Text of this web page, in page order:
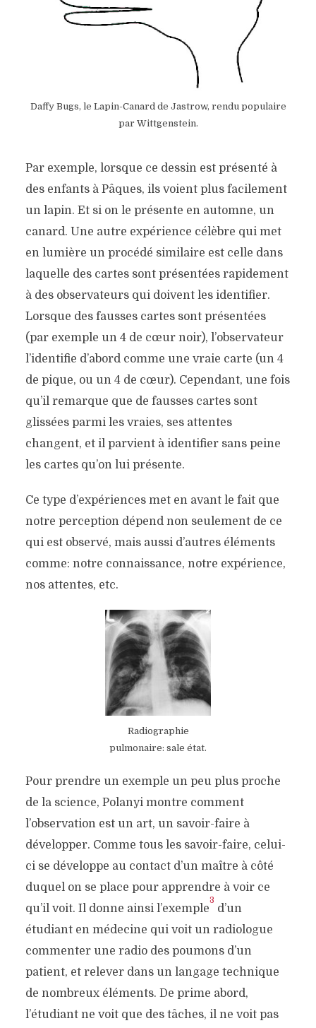
Daffy Bugs, le Lapin-Canard de Jastrow, rendu populaire
par Wittgenstein.
Par exemple, lorsque ce dessin est présenté à
des enfants à Pâques, ils voient plus facilement
un lapin. Et si on le présente en automne, un
canard. Une autre expérience célèbre qui met
en lumière un procédé similaire est celle dans
laquelle des cartes sont présentées rapidement
à des observateurs qui doivent les identifier.
Lorsque des fausses cartes sont présentées
(par exemple un 4 de cœur noir), l’observateur
l’identifie d’abord comme une vraie carte (un 4
de pique, ou un 4 de cœur). Cependant, une fois
qu’il remarque que de fausses cartes sont
glissées parmi les vraies, ses attentes
changent, et il parvient à identifier sans peine
les cartes qu’on lui présente.
Ce type d’expériences met en avant le fait que
notre perception dépend non seulement de ce
qui est observé, mais aussi d’autres éléments
comme: notre connaissance, notre expérience,
nos attentes, etc.
Radiographie
pulmonaire: sale état.
Pour prendre un exemple un peu plus proche
de la science, Polanyi montre comment
l’observation est un art, un savoir-faire à
développer. Comme tous les savoir-faire, celui-
ci se développe au contact d’un maître à côté
duquel on se place pour apprendre à voir ce
qu’il voit. Il donne ainsi l’exemple
3
d’un
étudiant en médecine qui voit un radiologue
commenter une radio des poumons d’un
patient, et relever dans un langage technique
de nombreux éléments. De prime abord,
l’étudiant ne voit que des tâches, il ne voit pas